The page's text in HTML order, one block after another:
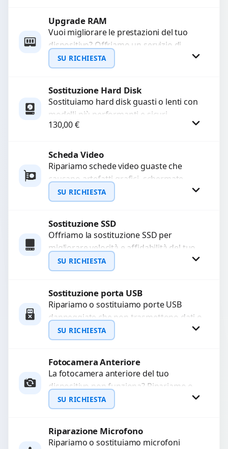
Richiedi Preventivo
WhatsApp
Upgrade RAM
Vuoi migliorare le prestazioni del tuo
dispositivo? Offriamo un servizio di
upgrade RAM per velocizzare
l’esecuzione di programmi e il...
SU RICHIESTA
Richiedi Preventivo
WhatsApp
Sostituzione Hard Disk
Sostituiamo hard disk guasti o lenti con
modelli più performanti e sicuri.
Garantiamo la protezione dei dati e una
130,00€
Scheda Video
Ripariamo schede video guaste che
causano artefatti grafici, schermate
nere o rallentamenti. Diagnosi
approfondita e utilizzo di componenti di
SU RICHIESTA
Richiedi Preventivo
WhatsApp
Sostituzione SSD
Offriamo la sostituzione SSD per
migliorare velocità e affidabilità del tuo
dispositivo. In caso di
malfunzionamento, recuperiamo i dati
SU RICHIESTA
Richiedi Preventivo
WhatsApp
Sostituzione porta USB
Ripariamo o sostituiamo porte USB
danneggiate che non trasmettono dati o
non caricano. Utilizziamo ricambi di alta
qualità garantiti per...
SU RICHIESTA
Richiedi Preventivo
WhatsApp
Fotocamera Anteriore
La fotocamera anteriore del tuo
dispositivo non funziona? Ripariamo o
sostituiamo fotocamere guaste con
problemi come immagini sfocate, messa
SU RICHIESTA
Richiedi Preventivo
Riparazione Microfono
Ripariamo o sostituiamo microfoni